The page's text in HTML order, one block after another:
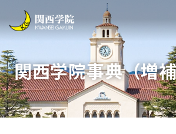
メニュ
関西学院事典（増